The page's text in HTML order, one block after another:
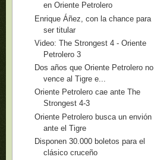
en Oriente Petrolero
Enrique Áñez, con la chance para
ser titular
Video: The Strongest 4 - Oriente
Petrolero 3
Dos años que Oriente Petrolero no
vence al Tigre e...
Oriente Petrolero cae ante The
Strongest 4-3
Oriente Petrolero busca un envión
ante el Tigre
Disponen 30.000 boletos para el
clásico cruceño